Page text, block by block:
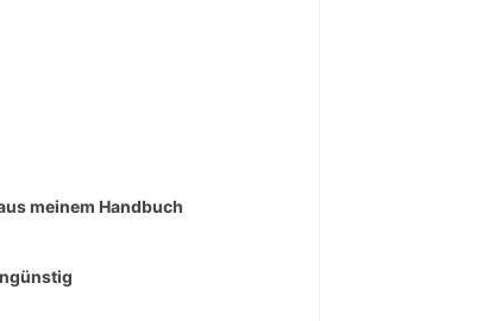
meinem Handbuch